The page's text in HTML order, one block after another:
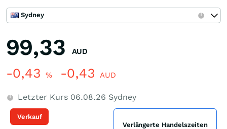
Sydney
99,33 AUD
-0,43 % -0,43 AUD
Letzter Kurs 06.08.26 Sydney
Verkauf
Verlängerte Handelszeiten